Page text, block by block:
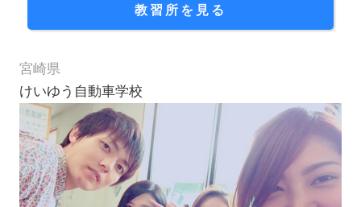
教習所を見る
宮崎県
けいゆう自動車学校